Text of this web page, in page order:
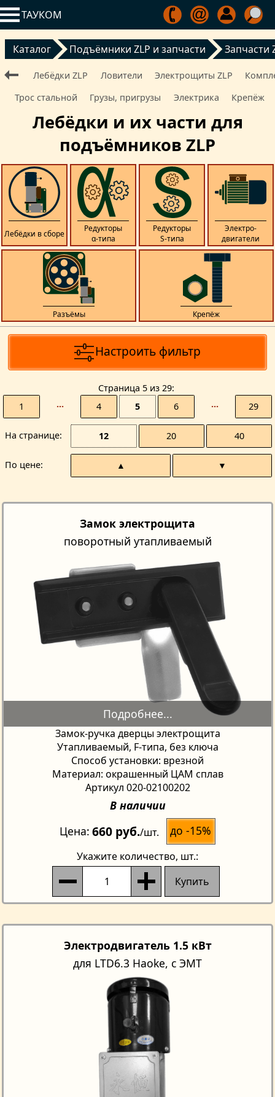
ТАУКОМ
Каталог Подъёмники ZLP и запчасти Запчасти
Лебёдки ZLP Ловители Электрощиты ZLP
Трос стальной
Грузы, пригрузы Электрика Крепёж
Лебёдки и их части для
подъёмников ZLP
Настроить фильтр
Страницa 5 из 29
1
··· 4 5 6 ··· 29
На странице 12 20 40
По цене ▲ ▼
Замок электрощита
поворотный утапливаемый
Замок-ручка дверцы электрощита
Утапливаемый, F-типа, без ключа
Способ установки: врезной
Материал: окрашенный ЦАМ сплав
Артикул 020-02100202
В наличии
Цена 660 руб./шт. до -15%
Укажите количество, шт.:
Купить
Электродвигатель 1.5 кВт
для LTD6.3 Haoke, с ЭМТ
Лебёдки в сборе
Редукторы
α‑типа
Редукторы
S‑типа
Электро­
двигатели
Разъёмы Крепёж